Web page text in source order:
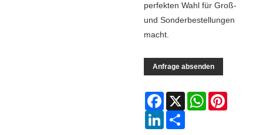
perfekten Wahl für Groß-
und Sonderbestellungen
macht.
Anfrage absenden
Facebook
X WhatsApp
LinkedIn